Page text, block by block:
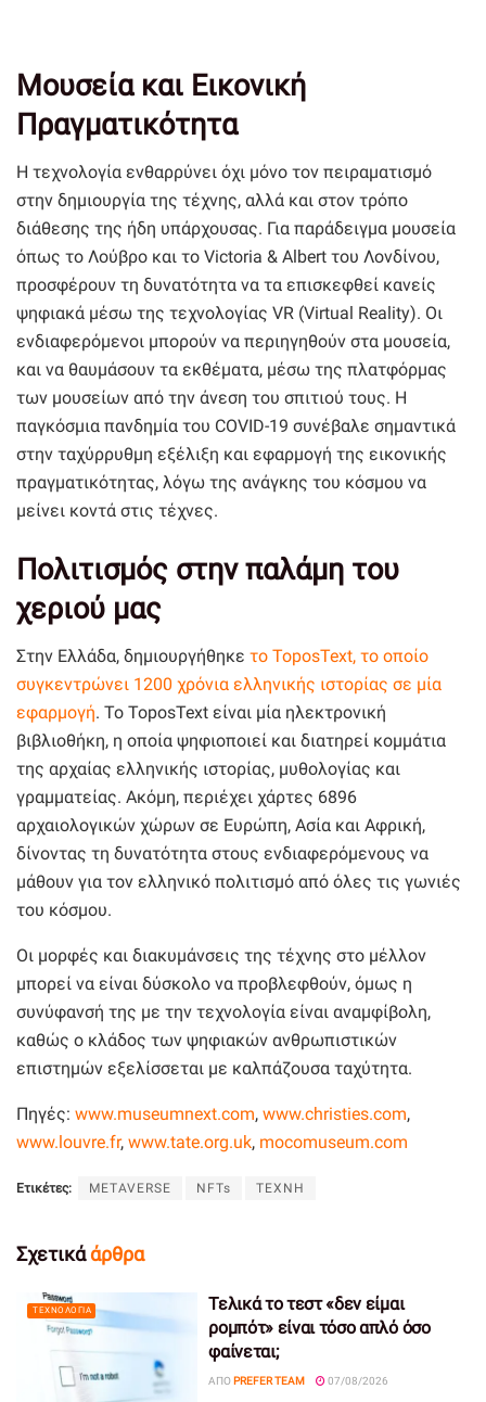
Μουσεία και Εικονική
Πραγματικότητα
Η τεχνολογία ενθαρρύνει όχι μόνο τον πειραματισμό
στην δημιουργία της τέχνης, αλλά και στον τρόπο
διάθεσης της ήδη υπάρχουσας. Για παράδειγμα μουσεία
όπως το Λούβρο και το Victoria & Albert του Λονδίνου,
προσφέρουν τη δυνατότητα να τα επισκεφθεί κανείς
ψηφιακά μέσω της τεχνολογίας VR (Virtual Reality). Οι
ενδιαφερόμενοι μπορούν να περιηγηθούν στα μουσεία,
και να θαυμάσουν τα εκθέματα, μέσω της πλατφόρμας
των μουσείων από την άνεση του σπιτιού τους. Η
παγκόσμια πανδημία του COVID-19 συνέβαλε σημαντικά
στην ταχύρρυθμη εξέλιξη και εφαρμογή της εικονικής
πραγματικότητας, λόγω της ανάγκης του κόσμου να
μείνει κοντά στις τέχνες.
Πολιτισμός στην παλάμη του
χεριού μας
Στην Ελλάδα, δημιουργήθηκε το ToposText, το οποίο
συγκεντρώνει 1200 χρόνια ελληνικής ιστορίας σε μία
εφαρμογή. Το ToposText είναι μία ηλεκτρονική
βιβλιοθήκη, η οποία ψηφιοποιεί και διατηρεί κομμάτια
της αρχαίας ελληνικής ιστορίας, μυθολογίας και
γραμματείας. Ακόμη, περιέχει χάρτες 6896
αρχαιολογικών χώρων σε Ευρώπη, Ασία και Αφρική,
δίνοντας τη δυνατότητα στους ενδιαφερόμενους να
μάθουν για τον ελληνικό πολιτισμό από όλες τις γωνιές
του κόσμου.
Οι μορφές και διακυμάνσεις της τέχνης στο μέλλον
μπορεί να είναι δύσκολο να προβλεφθούν, όμως η
συνύφανσή της με την τεχνολογία είναι αναμφίβολη,
καθώς o κλάδος των ψηφιακών ανθρωπιστικών
επιστημών εξελίσσεται με καλπάζουσα ταχύτητα.
Πηγές: www.museumnext.com, www.christies.com,
www.louvre.fr, www.tate.org.uk, mocomuseum.com
Ετικέτες: METAVERSE NFTs ΤΕΧΝΗ
Σχετικάάρθρα
ΤΕΧΝΟΛΟΓΊΑ
Τελικά το τεστ «δεν είμαι
ρομπότ» είναι τόσο απλό όσο
φαίνεται;
ΑΠΌ PREFER TEAM 07/08/2026